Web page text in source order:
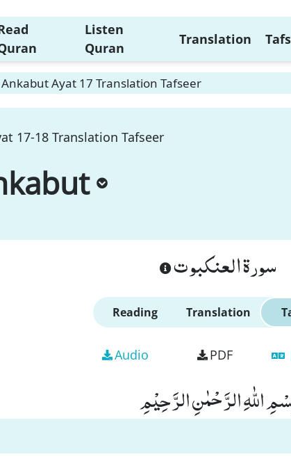
Listen
Quran
Translation
Ayat 17 Translation Tafseer
17-18 Translation Tafseer
سورة العنكبوت
Reading Translation
Audio PDF
اللّٰهِ الرَّحْمٰنِ الرَّحِیْمِ